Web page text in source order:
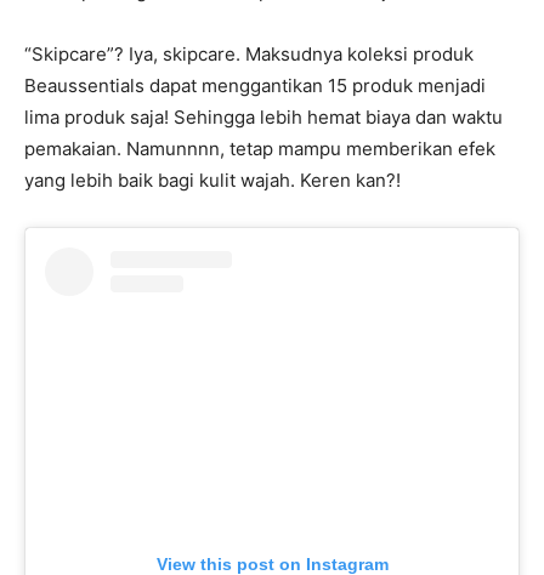
“Skipcare”? Iya, skipcare. Maksudnya koleksi produk
Beaussentials dapat menggantikan 15 produk menjadi
lima produk saja! Sehingga lebih hemat biaya dan waktu
pemakaian. Namunnnn, tetap mampu memberikan efek
yang lebih baik bagi kulit wajah. Keren kan?!
View this post on Instagram